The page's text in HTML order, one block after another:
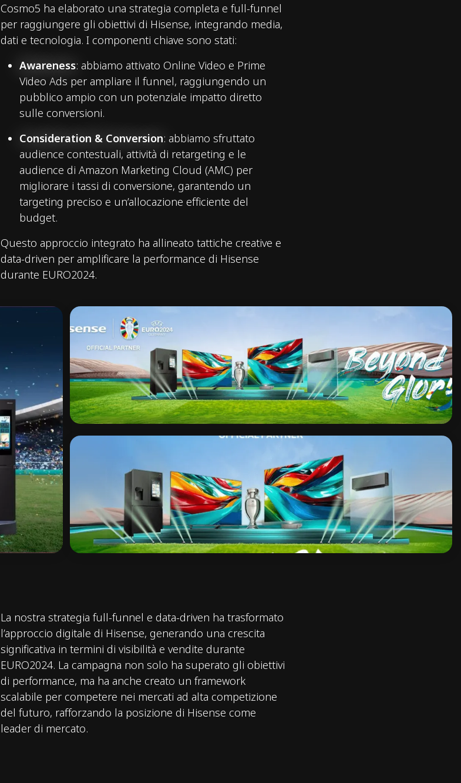
Cosmo5 ha elaborato una strategia completa e full-funnel
per raggiungere gli obiettivi di Hisense, integrando media,
dati e tecnologia. I componenti chiave sono stati:
Awareness: abbiamo attivato Online Video e Prime
Video Ads per ampliare il funnel, raggiungendo un
pubblico ampio con un potenziale impatto diretto
sulle conversioni.
Consideration & Conversion: abbiamo sfruttato
audience contestuali, attività di retargeting e le
audience di Amazon Marketing Cloud (AMC) per
migliorare i tassi di conversione, garantendo un
targeting preciso e un’allocazione efficiente del
budget.
Questo approccio integrato ha allineato tattiche creative e
data-driven per amplificare la performance di Hisense
durante EURO2024.
La nostra strategia full-funnel e data-driven ha trasformato
l’approccio digitale di Hisense, generando una crescita
significativa in termini di visibilità e vendite durante
EURO2024. La campagna non solo ha superato gli obiettivi
di performance, ma ha anche creato un framework
scalabile per competere nei mercati ad alta competizione
del futuro, rafforzando la posizione di Hisense come
leader di mercato.